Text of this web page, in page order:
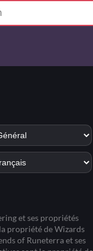
et ses propriétés
propriété de Wizards
of Runeterra et ses